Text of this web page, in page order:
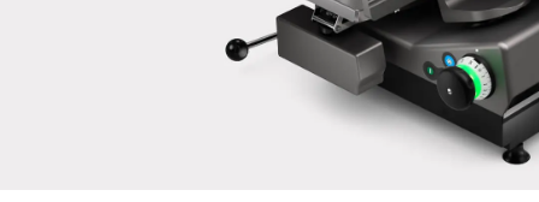
Anti-Robot Verification
Click to start verification
Friendly Captcha ⇗